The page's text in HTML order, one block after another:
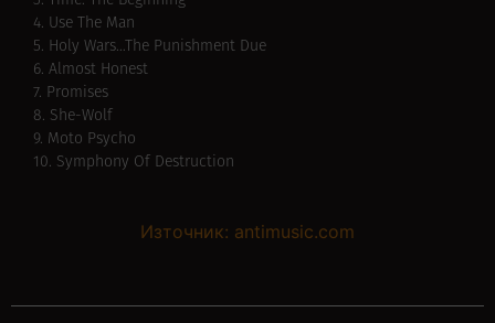
4. Use The Man
5. Holy Wars…The Punishment Due
6. Almost Honest
7. Promises
8. She-Wolf
9. Moto Psycho
10. Symphony Of Destruction
Източник: antimusic.com